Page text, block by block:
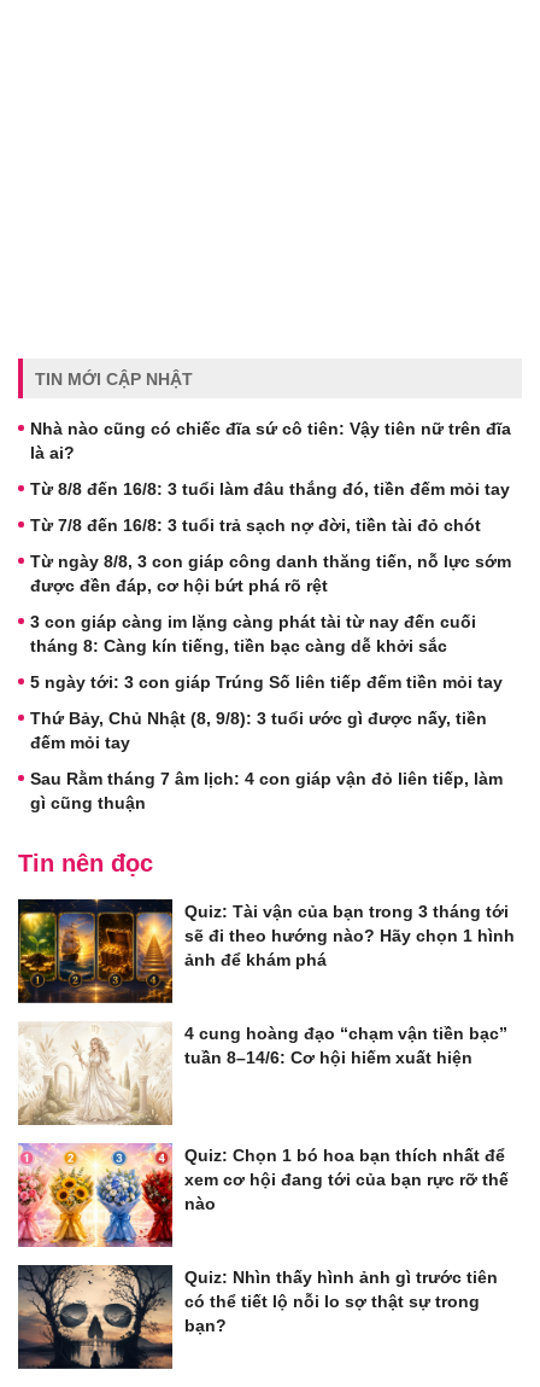
TIN MỚI CẬP NHẬT
Nhà nào cũng có chiếc đĩa sứ cô tiên: Vậy tiên nữ trên đĩa
là ai?
Từ 8/8 đến 16/8: 3 tuổi làm đâu thắng đó, tiền đếm mỏi tay
Từ 7/8 đến 16/8: 3 tuổi trả sạch nợ đời, tiền tài đỏ chót
Từ ngày 8/8, 3 con giáp công danh thăng tiến, nỗ lực sớm
được đền đáp, cơ hội bứt phá rõ rệt
3 con giáp càng im lặng càng phát tài từ nay đến cuối
tháng 8: Càng kín tiếng, tiền bạc càng dễ khởi sắc
5 ngày tới: 3 con giáp Trúng Số liên tiếp đếm tiền mỏi tay
Thứ Bảy, Chủ Nhật (8, 9/8): 3 tuổi ước gì được nấy, tiền
đếm mỏi tay
Sau Rằm tháng 7 âm lịch: 4 con giáp vận đỏ liên tiếp, làm
gì cũng thuận
Tin nên đọc
Quiz: Tài vận của bạn trong 3 tháng tới
sẽ đi theo hướng nào? Hãy chọn 1 hình
ảnh để khám phá
4 cung hoàng đạo “chạm vận tiền bạc”
tuần 8–14/6: Cơ hội hiếm xuất hiện
Quiz: Chọn 1 bó hoa bạn thích nhất để
xem cơ hội đang tới của bạn rực rỡ thế
nào
Quiz: Nhìn thấy hình ảnh gì trước tiên
có thể tiết lộ nỗi lo sợ thật sự trong
bạn?